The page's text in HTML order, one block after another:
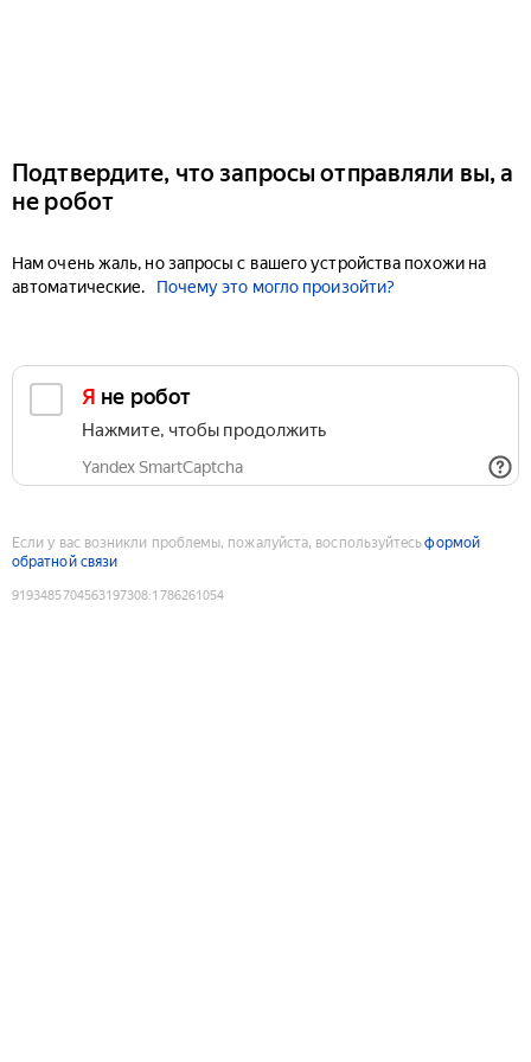
Подтвердите, что запросы отправляли вы, а
не робот
Нам очень жаль, но запросы с вашего устройства похожи на
автоматические.
Почему это могло произойти?
Я не робот
Нажмите, чтобы продолжить
Yandex SmartCaptcha
Если у вас возникли проблемы, пожалуйста, воспользуйтесьформой
обратной связи
9193485704563197308:1786261054